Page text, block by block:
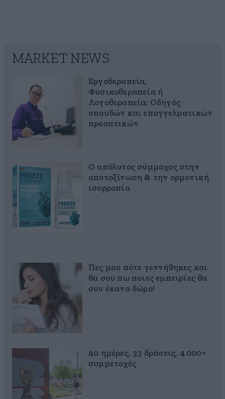
MARKET NEWS
Εργοθεραπεία,
Φυσικοθεραπεία ή
Λογοθεραπεία; Οδηγός
σπουδών και επαγγελματικών
προοπτικών
Ο απόλυτος σύμμαχος στην
αποτοξίνωση & την ορμονική
ισορροπία
Πες μου πότε γεννήθηκες και
θα σου πω ποιες εμπειρίες θα
σου έκανα δώρο!
40 ημέρες, 33 δράσεις, 4.000+
συμμετοχές